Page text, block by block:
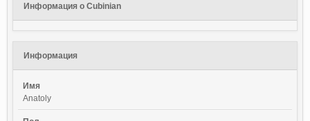
Информация о Cubinian
Информация
Имя
Anatoly